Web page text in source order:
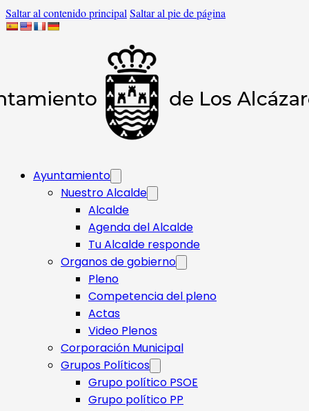
Saltar al contenido principal Saltar al pie de página
Ayuntamiento
Nuestro Alcalde
Alcalde
Agenda del Alcalde
Tu Alcalde responde​
Organos de gobierno
Pleno
Competencia del pleno
Actas
Video Plenos
Corporación Municipal
Grupos Políticos
Grupo político PSOE
Grupo político PP